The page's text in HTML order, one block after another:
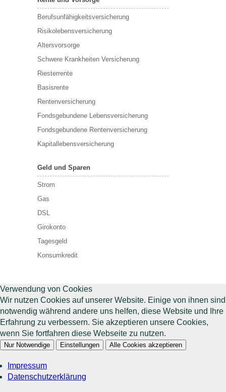
Berufs­unfähigkeitsversicherung
Risikolebensversicherung
Altersvorsorge
Schwere Krankheiten Versicherung
Riesterrente
Basisrente
Rentenversicherung
Fondsgebundene Lebensversicherung
Fondsgebundene Rentenversicherung
Kapitallebensversicherung
Geld und Sparen
Strom
Gas
DSL
Girokonto
Tagesgeld
Konsumkredit
Verwendung von Cookies
Wir nutzen Cookies auf unserer Website. Einige von ihnen sind
notwendig während andere uns helfen, diese Website und Ihre
Erfahrung zu verbessern. Sie akzeptieren unsere Cookies,
wenn Sie fortfahren diese Webseite zu nutzen.
Nur Notwendige Einstellungen Alle Cookies akzeptieren
Impressum
Datenschutzerklärung